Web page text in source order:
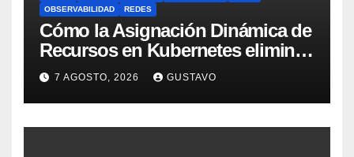
OBSERVABILIDAD
REDES
Cómo la Asignación Dinámica de
Recursos en Kubernetes elimina
el dolor con GPUs
7 AGOSTO, 2026 GUSTAVO